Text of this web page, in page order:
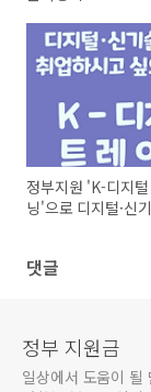
정부지원 'K-디지털
닝'으로 디지털·신
댓글
정부 지원금
일상에서 도움이 될